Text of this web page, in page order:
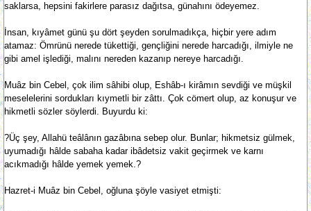
saklarsa, hepsini fakirlere parasız dağıtsa, günahını ödeyemez.
İnsan, kıyâmet günü şu dört şeyden sorulmadıkça, hiçbir yere adım
atamaz: Ömrünü nerede tükettiği, gençliğini nerede harcadığı, ilmiyle ne
gibi amel işlediği, malını nereden kazanıp nereye harcadığı.
Muâz bin Cebel, çok ilim sâhibi olup, Eshâb-ı kirâmın sevdiği ve müşkil
meselelerini sordukları kıymetli bir zâttı. Çok cömert olup, az konuşur ve
hikmetli sözler söylerdi. Buyurdu ki:
?Üç şey, Allahü teâlânın gazâbına sebep olur. Bunlar; hikmetsiz gülmek,
uyumadığı hâlde sabaha kadar ibâdetsiz vakit geçirmek ve karnı
acıkmadığı hâlde yemek yemek.?
Hazret-i Muâz bin Cebel, oğluna şöyle vasiyet etmişti: